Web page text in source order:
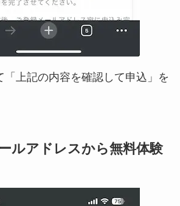
「上記の内容を確認して申込」を
ルアドレスから無料体験